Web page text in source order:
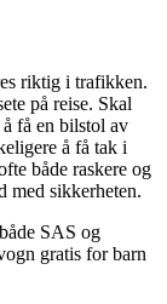
riktig i trafikken.
på reise. Skal
få en bilstol av
å få tak i
både raskere og
med sikkerheten.
SAS og
gratis for barn